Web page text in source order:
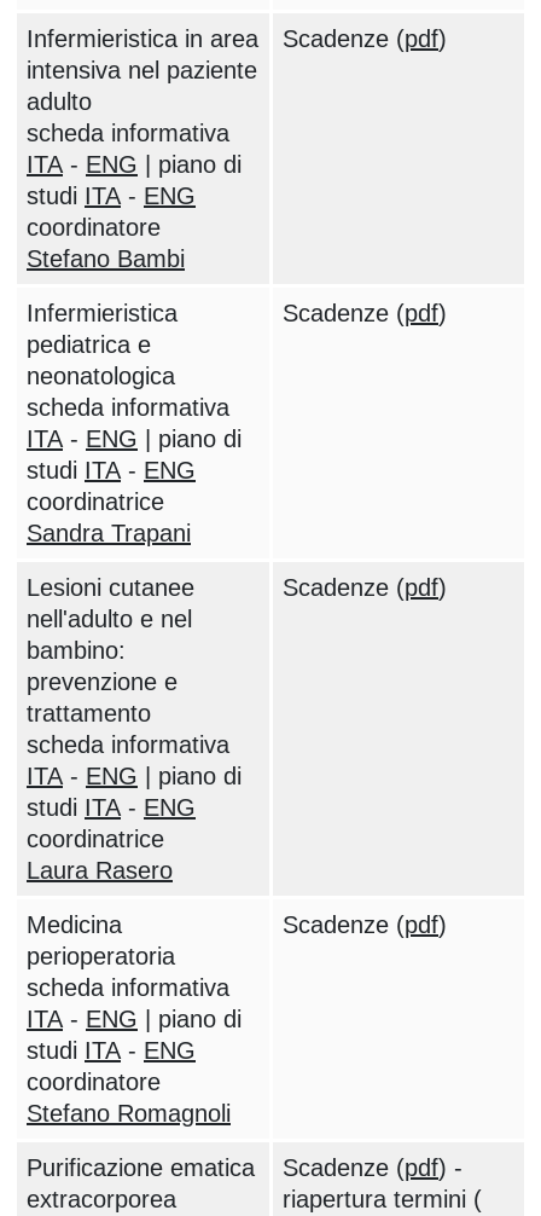
Infermieristica in area
intensiva nel paziente
adulto
scheda informativa
ITA- ENG | piano di
studi ITA- ENG
coordinatore
Stefano Bambi
Scadenze (pdf)
Infermieristica
pediatrica e
neonatologica
scheda informativa
ITA- ENG | piano di
studi ITA- ENG
coordinatrice
Sandra Trapani
Scadenze (pdf)
Lesioni cutanee
nell'adulto e nel
bambino:
prevenzione e
trattamento
scheda informativa
ITA- ENG | piano di
studi ITA- ENG
coordinatrice
Laura Rasero
Scadenze (pdf)
Medicina
perioperatoria
scheda informativa
ITA- ENG | piano di
studi ITA- ENG
coordinatore
Stefano Romagnoli
Scadenze (pdf)
Purificazione ematica
extracorporea
Scadenze (pdf) -
riapertura termini (